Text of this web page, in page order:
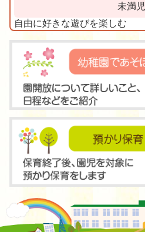
未満児
自由に好きな遊びを楽しむ